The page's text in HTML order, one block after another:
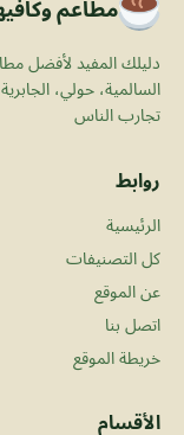
مطاعم
دليلك المفيد لأفضل
السالمية، حولي،
تجارب الناس
روابط
الرئيسية
كل التصنيفات
عن الموقع
اتصل بنا
خريطة الموقع
الأقسام